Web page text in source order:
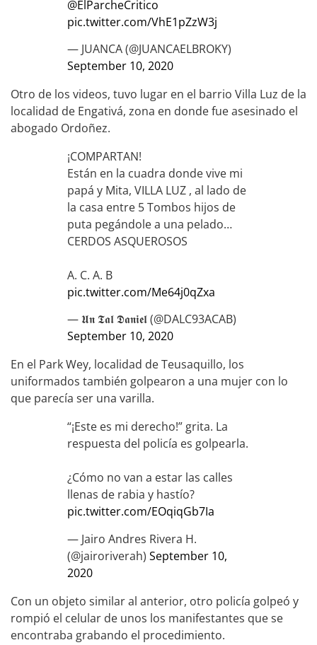
@ElParcheCritico
pic.twitter.com/VhE1pZzW3j
— JUANCA (@JUANCAELBROKY)
September 10, 2020
Otro de los videos, tuvo lugar en el barrio Villa Luz de la
localidad de Engativá, zona en donde fue asesinado el
abogado Ordoñez.
¡COMPARTAN!
Están en la cuadra donde vive mi
papá y Mita, VILLA LUZ , al lado de
la casa entre 5 Tombos hijos de
puta pegándole a una pelado…
CERDOS ASQUEROSOS
A. C. A. B
pic.twitter.com/Me64j0qZxa
— 𝖀𝖓 𝕿𝖆𝖑 𝕯𝖆𝖓𝖎𝖊𝖑 (@DALC93ACAB)
September 10, 2020
En el Park Wey, localidad de Teusaquillo, los
uniformados también golpearon a una mujer con lo
que parecía ser una varilla.
“¡Este es mi derecho!” grita. La
respuesta del policía es golpearla.
¿Cómo no van a estar las calles
llenas de rabia y hastío?
pic.twitter.com/EOqiqGb7Ia
— Jairo Andres Rivera H.
(@jairoriverah) September 10,
2020
Con un objeto similar al anterior, otro policía golpeó y
rompió el celular de unos los manifestantes que se
encontraba grabando el procedimiento.